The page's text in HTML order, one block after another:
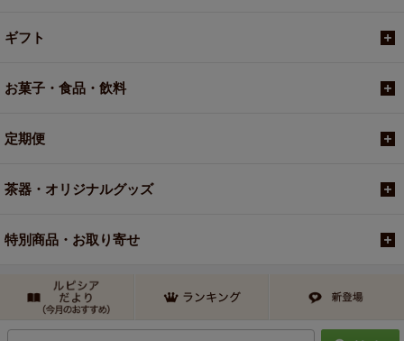
ギフト
お菓子・食品・飲料
定期便
茶器・オリジナルグッズ
特別商品・お取り寄せ